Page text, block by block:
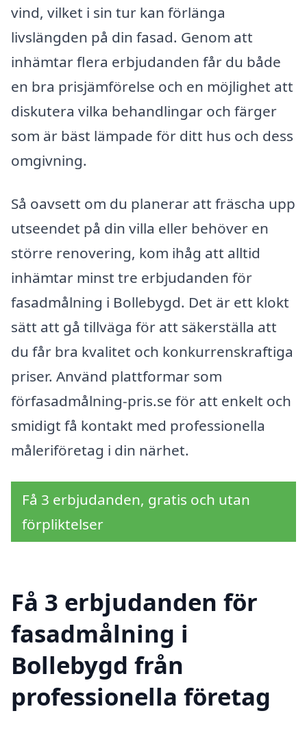
vind, vilket i sin tur kan förlänga
livslängden på din fasad. Genom att
inhämtar flera erbjudanden får du både
en bra prisjämförelse och en möjlighet att
diskutera vilka behandlingar och färger
som är bäst lämpade för ditt hus och dess
omgivning.
Så oavsett om du planerar att fräscha upp
utseendet på din villa eller behöver en
större renovering, kom ihåg att alltid
inhämtar minst tre erbjudanden för
fasadmålning i Bollebygd. Det är ett klokt
sätt att gå tillväga för att säkerställa att
du får bra kvalitet och konkurrenskraftiga
priser. Använd plattformar som
förfasadmålning-pris.se för att enkelt och
smidigt få kontakt med professionella
måleriföretag i din närhet.
Få 3 erbjudanden, gratis och utan
förpliktelser
Få 3 erbjudanden för
fasadmålning i
Bollebygd från
professionella företag